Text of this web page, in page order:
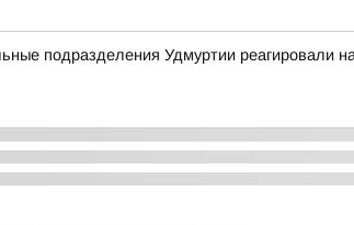
подразделения Удмуртии реагировали